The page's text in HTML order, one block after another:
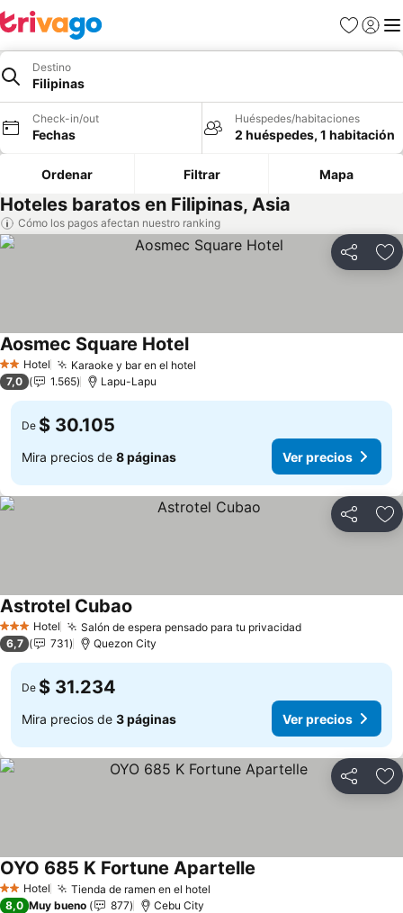
Favoritos
Iniciar
Destino
Filipinas
Check-in/out
Fechas
Huéspedes/habitaciones
2 huéspedes, 1 habitación
Ordenar Filtrar Mapa
Hoteles baratos en Filipinas, Asia
Cómo los pagos afectan nuestro ranking
Compartir
2 Estrellas
Hotel Karaoke y bar en el hotel
Aosmec Square Hotel
7,0 1.565 Lapu-Lapu
De $ 30.105
Mira precios de 8 páginas Ver precios
Compartir
3 Estrellas
Hotel Salón de espera pensado para tu privacidad
Astrotel Cubao
6,7 731 Quezon City
De $ 31.234
Mira precios de 3 páginas Ver precios
Compartir
2 Estrellas
Hotel Tienda de ramen en el hotel
OYO 685 K Fortune Apartelle
8,0 Muy bueno 877 Cebu City